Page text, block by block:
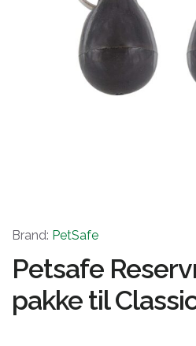
Brand: PetSafe
Petsafe
pakke til